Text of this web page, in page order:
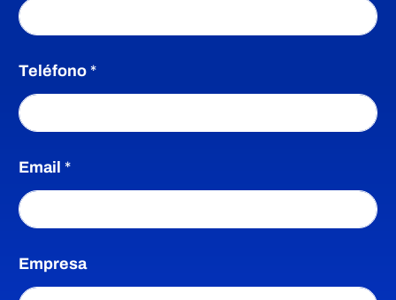
s
i
y
c
o
z
r
Teléfono *
Email *
Empresa